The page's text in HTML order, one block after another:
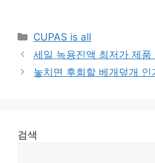
Categories
CUPAS is all
세일 녹용진액 최저가 제품
놓치면 후회할 베개덮개 인
검색